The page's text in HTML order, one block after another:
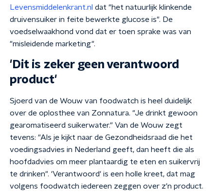
Levensmiddelenkrant.nl dat "het natuurlijk klinkende
druivensuiker in feite bewerkte glucose is". De
voedselwaakhond vond dat er toen sprake was van
"misleidende marketing".
'Dit is zeker geen verantwoord
product'
Sjoerd van de Wouw van foodwatch is heel duidelijk
over de oplosthee van Zonnatura. "Je drinkt gewoon
gearomatiseerd suikerwater." Van de Wouw zegt
tevens: "Als je kijkt naar de Gezondheidsraad die het
voedingsadvies in Nederland geeft, dan heeft die als
hoofdadvies om meer plantaardig te eten en suikervrij
te drinken". 'Verantwoord' is een holle kreet, dat mag
volgens foodwatch iedereen zeggen over z'n product.